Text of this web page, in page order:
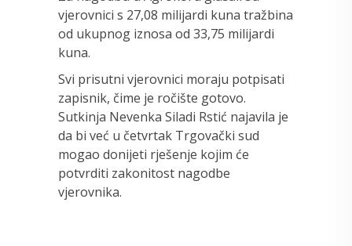
vjerovnici s 27,08 milijardi kuna tražbina
od ukupnog iznosa od 33,75 milijardi
kuna.
Svi prisutni vjerovnici moraju potpisati
zapisnik, čime je ročište gotovo.
Sutkinja Nevenka Siladi Rstić najavila je
da bi već u četvrtak Trgovački sud
mogao donijeti rješenje kojim će
potvrditi zakonitost nagodbe
vjerovnika.